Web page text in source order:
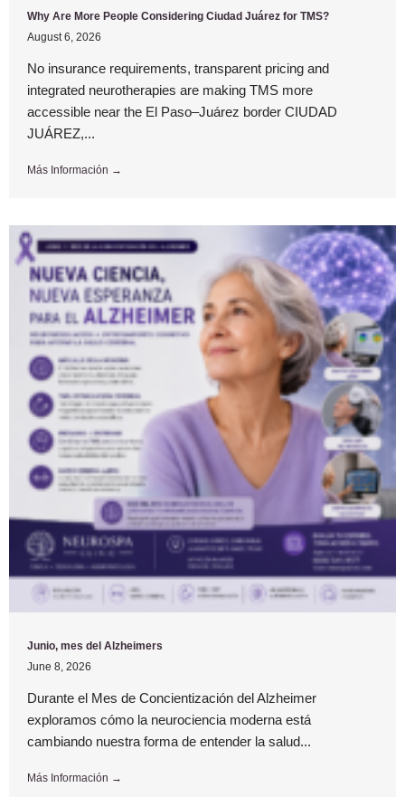
Why Are More People Considering Ciudad Juárez for TMS?
August 6, 2026
No insurance requirements, transparent pricing and
integrated neurotherapies are making TMS more
accessible near the El Paso–Juárez border CIUDAD
JUÁREZ,...
Más Información →
Junio, mes del Alzheimers
June 8, 2026
Durante el Mes de Concientización del Alzheimer
exploramos cómo la neurociencia moderna está
cambiando nuestra forma de entender la salud...
Más Información →